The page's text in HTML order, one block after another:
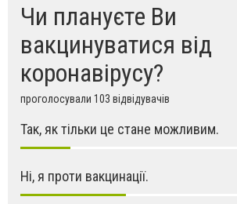
Чи плануєте Ви
вакцинуватися від
коронавірусу?
проголосували 103 відвідувачів
Так, як тільки це стане можливим.
Ні, я проти вакцинації.